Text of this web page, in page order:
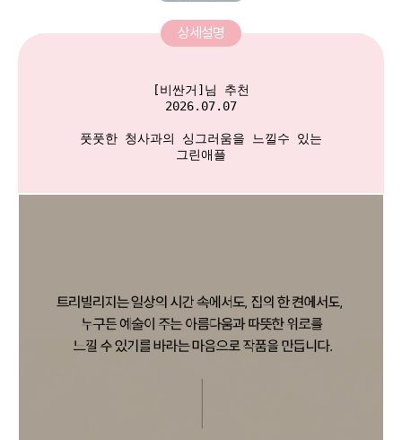
상세설명
[비싼거]님 추천
2026.07.07
풋풋한 청사과의 싱그러움을 느낄수 있는
그린애플